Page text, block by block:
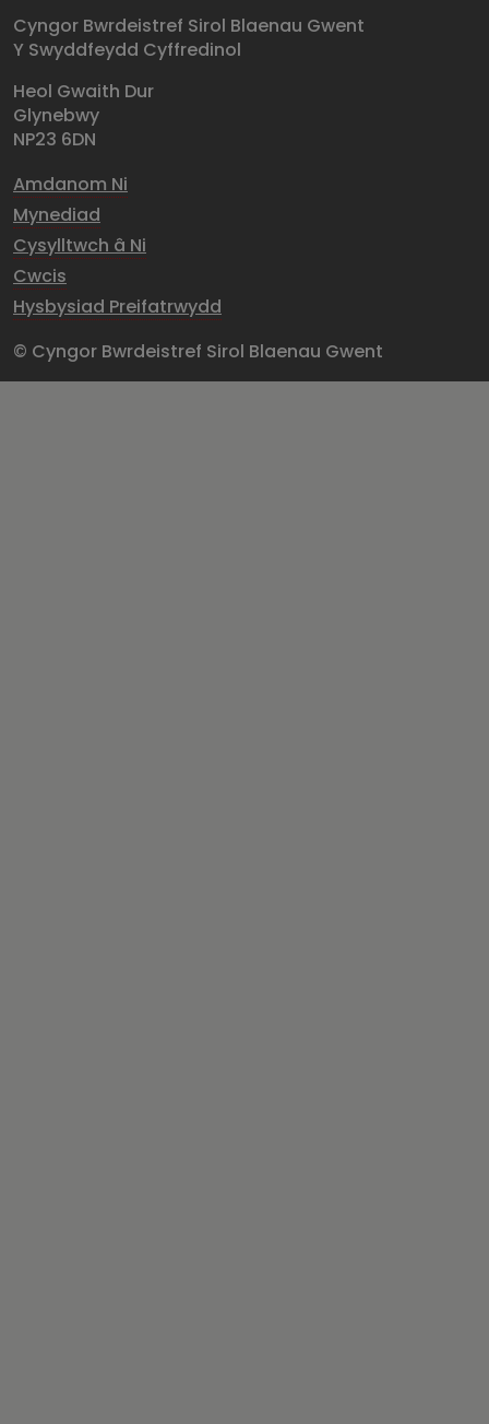
Cyngor Bwrdeistref Sirol Blaenau Gwent
Y Swyddfeydd Cyffredinol
Heol Gwaith Dur
Glynebwy
NP23 6DN
Amdanom Ni
Mynediad
Cysylltwch â Ni
Cwcis
Hysbysiad Preifatrwydd
© Cyngor Bwrdeistref Sirol Blaenau Gwent